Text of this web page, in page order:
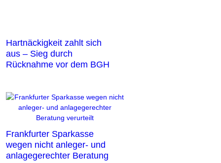
Hartnäckigkeit zahlt sich
aus – Sieg durch
Rücknahme vor dem BGH
Frankfurter Sparkasse
wegen nicht anleger- und
anlagegerechter Beratung